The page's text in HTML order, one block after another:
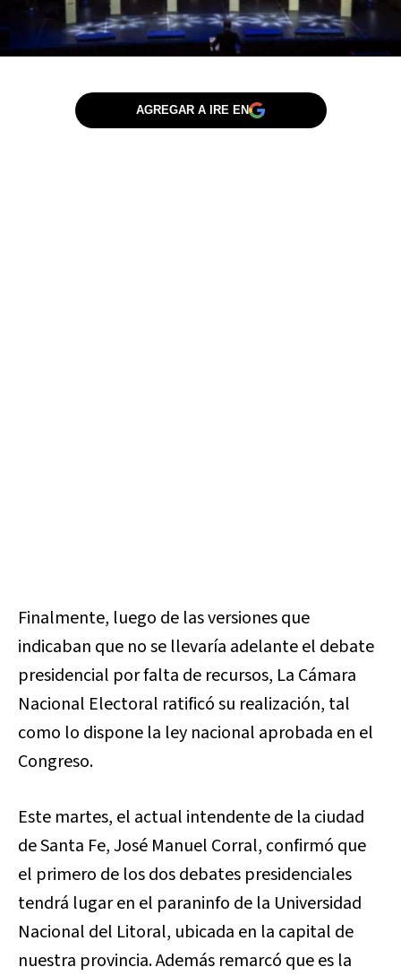
AGREGAR A IRE EN
Finalmente, luego de las versiones que
indicaban que no se llevaría adelante el debate
presidencial por falta de recursos, La Cámara
Nacional Electoral ratificó su realización, tal
como lo dispone la ley nacional aprobada en el
Congreso.
Este martes, el actual intendente de la ciudad
de Santa Fe, José Manuel Corral, confirmó que
el primero de los dos debates presidenciales
tendrá lugar en el paraninfo de la Universidad
Nacional del Litoral, ubicada en la capital de
nuestra provincia. Además remarcó que es la